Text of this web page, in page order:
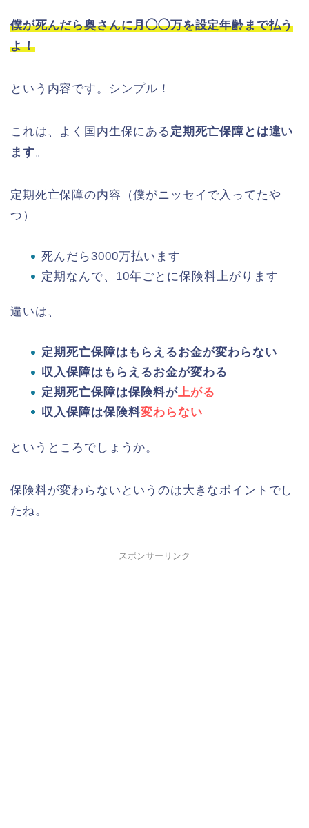
僕が死んだら奥さんに月◯◯万を設定年齢まで払う
よ！
という内容です。シンプル！
これは、よく国内生保にある 定期死亡保障とは違い
ます。
定期死亡保障の内容（僕がニッセイで入ってたや
つ）
死んだら3000万払います
定期なんで、10年ごとに保険料上がります
違いは、
定期死亡保障はもらえるお金が変わらない
収入保障はもらえるお金が変わる
定期死亡保障は保険料が上がる
収入保障は保険料変わらない
というところでしょうか。
保険料が変わらないというのは大きなポイントでし
たね。
スポンサーリンク